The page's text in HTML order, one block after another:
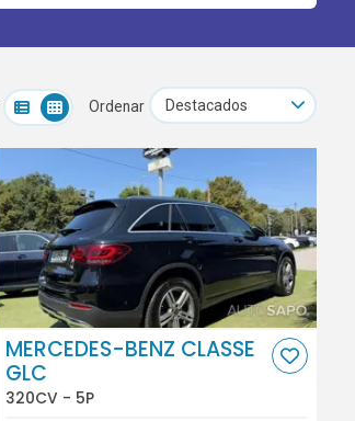
Ordenar
MERCEDES-BENZ CLASSE
GLC
320CV - 5P